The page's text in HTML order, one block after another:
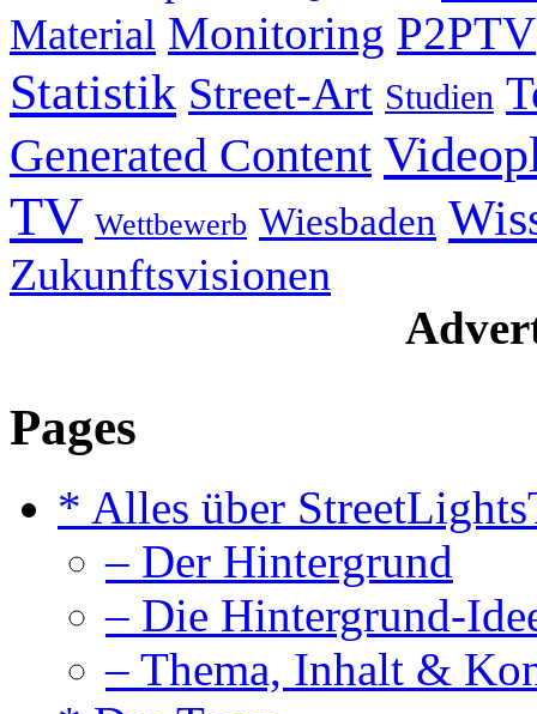
Material Monitoring P2PTV
Statistik Street-Art Studien
Generated Content
TV Wettbewerb Wiesbaden
Zukunftsvisionen
Pages
* Alles über
– Der Hintergrund
– Die Hintergrund-
– Thema, Inhalt &